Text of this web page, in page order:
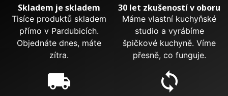
Skladem je skladem
Tisíce produktů skladem
přímo v Pardubicích.
Objednáte dnes, máte
zítra.
30 let zkušeností v oboru
Máme vlastní kuchyňské
studio a vyrábíme
špičkové kuchyně. Víme
přesně, co funguje.
local_shipping sync